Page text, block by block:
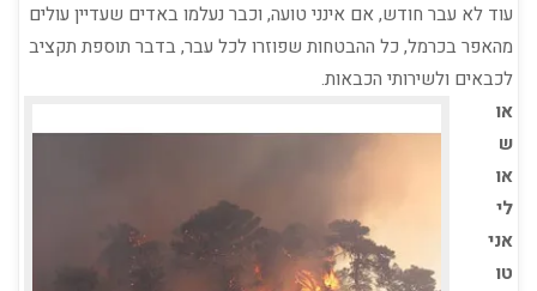
עוד לא עבר חודש, אם אינני טועה, וכבר נעלמו באדים שעדיין עולים
מהאפר בכרמל, כל ההבטחות שפוזרו לכל עבר, בדבר תוספת תקציב
לכבאים ולשירותי הכבאות.
או
ש
או
לי
אני
טו